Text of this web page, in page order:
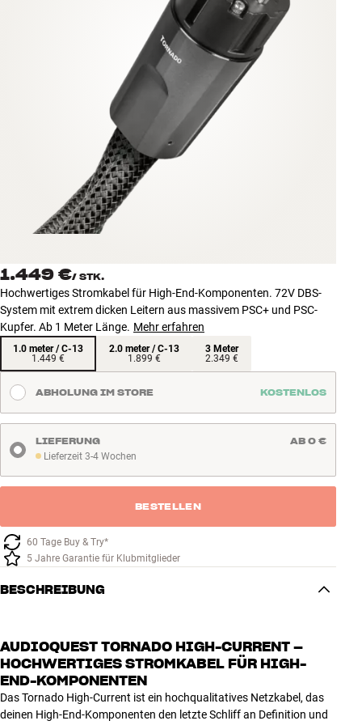
INSPIRATION
NEUHEITEN
ANGEBOTE
Store Finden
Kundendienst
Kundendienst
Bauen mit Klang
1.449 €/ STK.
Hochwertiges Stromkabel für High-End-Komponenten. 72V DBS-
System mit extrem dicken Leitern aus massivem PSC+ und PSC-
Kupfer. Ab 1 Meter Länge. Mehr erfahren
1.0 meter / C-13
1.449 €
2.0 meter / C-13
1.899 €
3 Meter
2.349 €
ABHOLUNG IM STORE KOSTENLOS
Lieferzeit 3-4 Wochen
Lieferzeit 3-4 Wochen
LIEFERUNG AB 0 €
BESTELLEN
60 Tage Buy & Try*
5 Jahre Garantie für Klubmitglieder
BESCHREIBUNG
AUDIOQUEST TORNADO HIGH-CURRENT –
HOCHWERTIGES STROMKABEL FÜR HIGH-
END-KOMPONENTEN
Das Tornado High-Current ist ein hochqualitatives Netzkabel, das
deinen High-End-Komponenten den letzte Schliff an Definition und